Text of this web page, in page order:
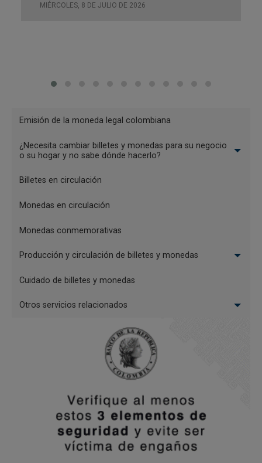
¿Quiénes pueden acceder al servicio?
Montos diarios y mensuales
Cada operación de cambio de efectivo será por un
persona y por día
Y las operaciones al mes serán por un
Recibir billetes de baja deteriorados y
cambiarlos por billetes de baja aptos
(2.000 pesos y 5.000 pesos) y entregar a cambio el
valor equivalente en billetes aptos de baja
denominación (2.000 pesos y 5.000 pesos).
MIÉRCOLES, 8 DE JULIO DE 2026
Menu
Emisión de la moneda legal colombiana
¿Necesita cambiar billetes y monedas para su negocio
o su hogar y no sabe dónde hacerlo?
Billetes en circulación
Monedas en circulación
Monedas conmemorativas
Producción y circulación de billetes y monedas
Cuidado de billetes y monedas
Otros servicios relacionados